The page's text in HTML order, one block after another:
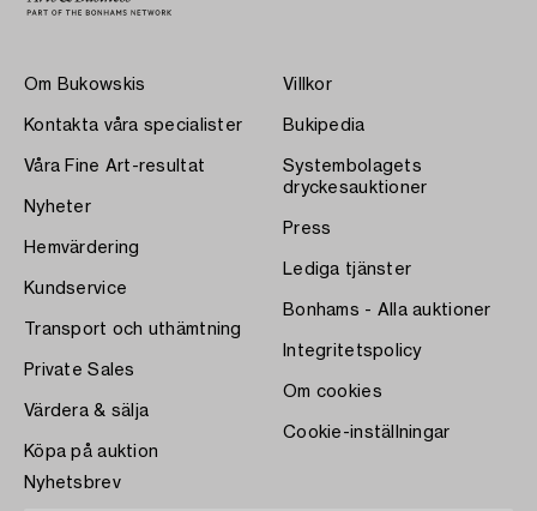
Om Bukowskis
Kontakta våra specialister
Våra Fine Art-resultat
Nyheter
Hemvärdering
Kundservice
Transport och uthämtning
Private Sales
Värdera & sälja
Köpa på auktion
Villkor
Bukipedia
Systembolagets
dryckesauktioner
Press
Lediga tjänster
Bonhams - Alla auktioner
Integritetspolicy
Om cookies
Cookie-inställningar
Nyhetsbrev